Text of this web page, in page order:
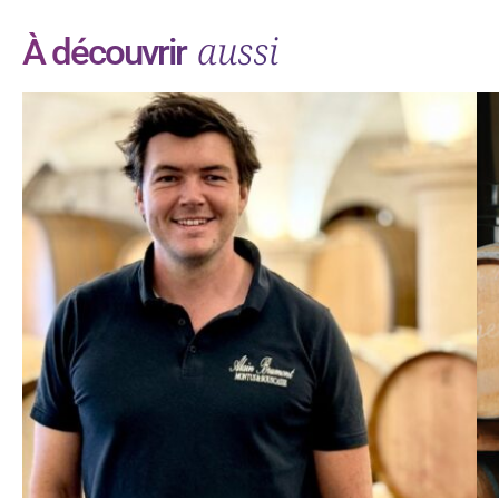
À découvrir aussi